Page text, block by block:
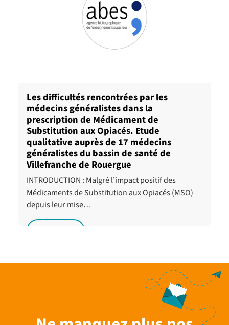
Les difficultés rencontrées par les
médecins généralistes dans la
prescription de Médicament de
Substitution aux Opiacés. Etude
qualitative auprès de 17 médecins
généralistes du bassin de santé de
Villefranche de Rouergue
INTRODUCTION : Malgré l’impact positif des
Médicaments de Substitution aux Opiacés (MSO)
depuis leur mise…